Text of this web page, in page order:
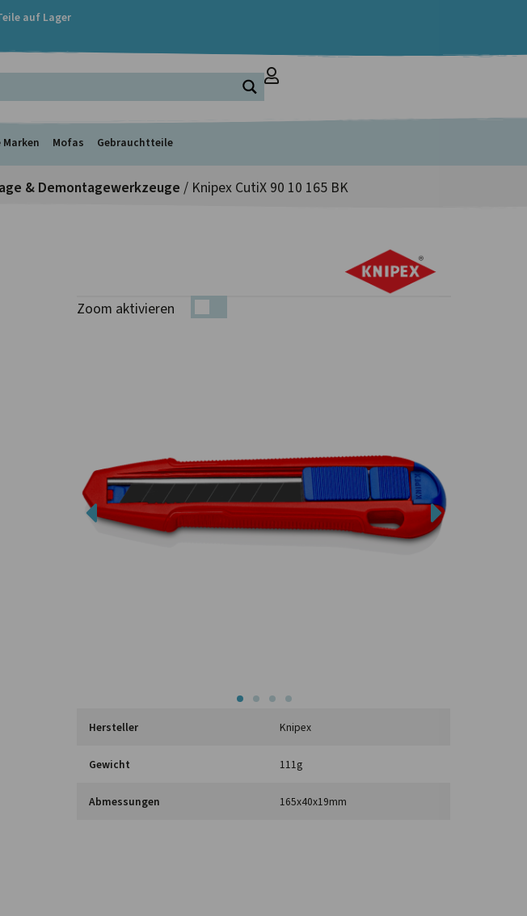
auf Lager
Mofas Gebrauchtteile
& Demontagewerkzeuge / Knipex CutiX 90 10 165 BK
Zoom aktivieren
Hersteller Knipex
Gewicht 111g
Abmessungen 165x40x19mm